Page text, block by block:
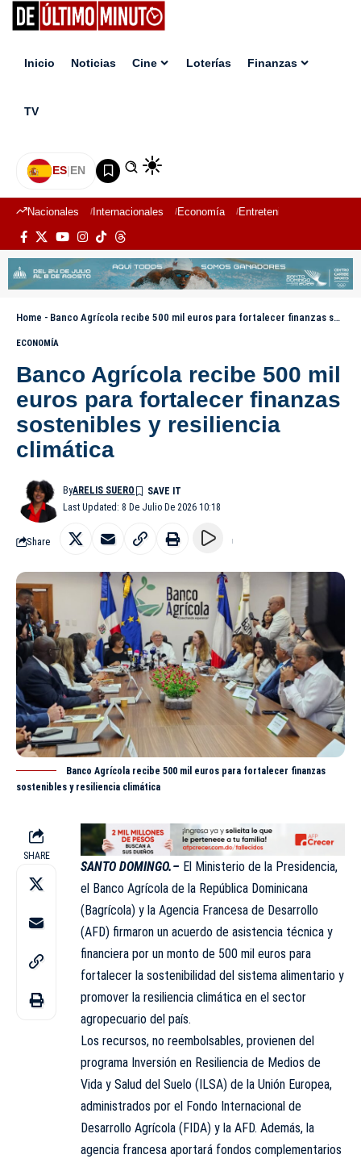
Inicio Noticias Cine Loterías Finanzas
TV
ES|EN
Nacionales Internacionales Economía Entretenimiento
Home - Banco Agrícola recibe 500 mil euros para fortalecer finanzas sostenibles y resiliencia climática
ECONOMÍA
Banco Agrícola recibe 500 mil
euros para fortalecer finanzas
sostenibles y resiliencia
climática
Last Updated: 8 De Julio De 2026 10:18
ByARELIS SUERO
Share
Banco Agrícola recibe 500 mil euros para fortalecer finanzas
sostenibles y resiliencia climática
SHARE
SANTO DOMINGO.– El Ministerio de la Presidencia,
el Banco Agrícola de la República Dominicana
(Bagrícola) y la Agencia Francesa de Desarrollo
(AFD) firmaron un acuerdo de asistencia técnica y
financiera por un monto de 500 mil euros para
fortalecer la sostenibilidad del sistema alimentario y
promover la resiliencia climática en el sector
agropecuario del país.
Los recursos, no reembolsables, provienen del
programa Inversión en Resiliencia de Medios de
Vida y Salud del Suelo (ILSA) de la Unión Europea,
administrados por el Fondo Internacional de
Desarrollo Agrícola (FIDA) y la AFD. Además, la
agencia francesa aportará fondos complementarios